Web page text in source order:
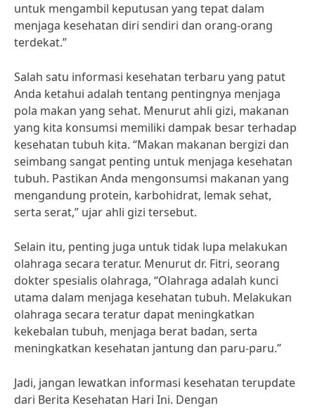
untuk mengambil keputusan yang tepat dalam
menjaga kesehatan diri sendiri dan orang-orang
terdekat.”
Salah satu informasi kesehatan terbaru yang patut
Anda ketahui adalah tentang pentingnya menjaga
pola makan yang sehat. Menurut ahli gizi, makanan
yang kita konsumsi memiliki dampak besar terhadap
kesehatan tubuh kita. “Makan makanan bergizi dan
seimbang sangat penting untuk menjaga kesehatan
tubuh. Pastikan Anda mengonsumsi makanan yang
mengandung protein, karbohidrat, lemak sehat,
serta serat,” ujar ahli gizi tersebut.
Selain itu, penting juga untuk tidak lupa melakukan
olahraga secara teratur. Menurut dr. Fitri, seorang
dokter spesialis olahraga, “Olahraga adalah kunci
utama dalam menjaga kesehatan tubuh. Melakukan
olahraga secara teratur dapat meningkatkan
kekebalan tubuh, menjaga berat badan, serta
meningkatkan kesehatan jantung dan paru-paru.”
Jadi, jangan lewatkan informasi kesehatan terupdate
dari Berita Kesehatan Hari Ini. Dengan